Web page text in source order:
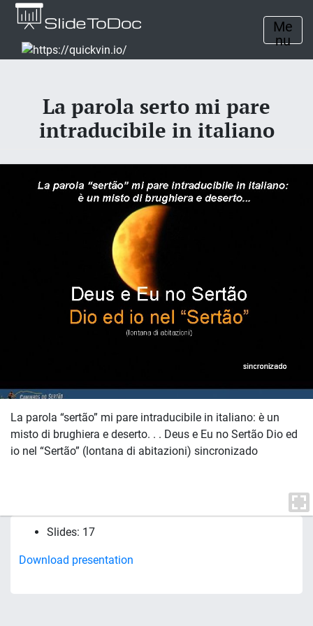
Me
nu
La parola serto mi pare
intraducibile in italiano
La parola “sertão” mi pare intraducibile in italiano: è un
misto di brughiera e deserto. . . Deus e Eu no Sertão Dio ed
io nel “Sertão” (lontana di abitazioni) sincronizado
Slides: 17
Download presentation